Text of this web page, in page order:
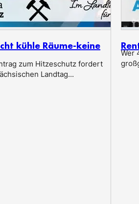
kühle Räume-keine
zum Hitzeschutz fordert
Landtag...
Wer